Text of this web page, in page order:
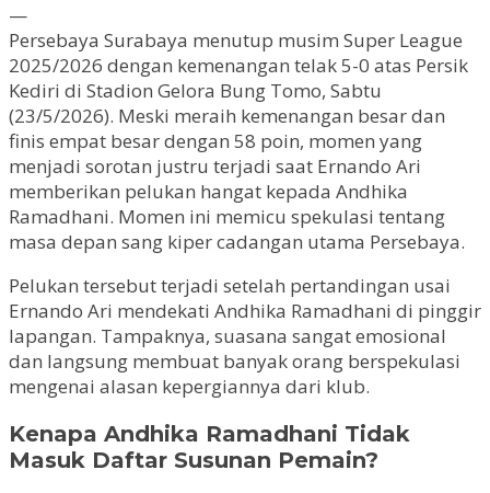
—
Persebaya Surabaya menutup musim Super League
2025/2026 dengan kemenangan telak 5-0 atas Persik
Kediri di Stadion Gelora Bung Tomo, Sabtu
(23/5/2026). Meski meraih kemenangan besar dan
finis empat besar dengan 58 poin, momen yang
menjadi sorotan justru terjadi saat Ernando Ari
memberikan pelukan hangat kepada Andhika
Ramadhani. Momen ini memicu spekulasi tentang
masa depan sang kiper cadangan utama Persebaya.
Pelukan tersebut terjadi setelah pertandingan usai
Ernando Ari mendekati Andhika Ramadhani di pinggir
lapangan. Tampaknya, suasana sangat emosional
dan langsung membuat banyak orang berspekulasi
mengenai alasan kepergiannya dari klub.
Kenapa Andhika Ramadhani Tidak
Masuk Daftar Susunan Pemain?